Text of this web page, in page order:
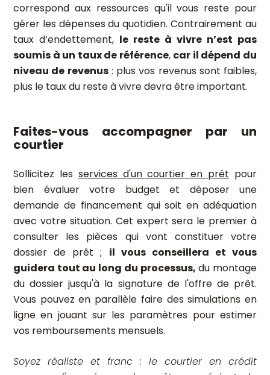
correspond aux ressources qu'il vous reste pour
gérer les dépenses du quotidien. Contrairement au
taux d’endettement, le reste à vivre n’est pas
soumis à un taux de référence, car il dépend du
niveau de revenus: plus vos revenus sont faibles,
plus le taux du reste à vivre devra être important.
Faites-vous accompagner par un
courtier
Sollicitez les services d'un courtier en prêt pour
bien évaluer votre budget et déposer une
demande de financement qui soit en adéquation
avec votre situation. Cet expert sera le premier à
consulter les pièces qui vont constituer votre
dossier de prêt ; il vous conseillera et vous
guidera tout au long du processus, du montage
du dossier jusqu'à la signature de l'offre de prêt.
Vous pouvez en parallèle faire des simulations en
ligne en jouant sur les paramètres pour estimer
vos remboursements mensuels.
Soyez réaliste et franc : le courtier en crédit